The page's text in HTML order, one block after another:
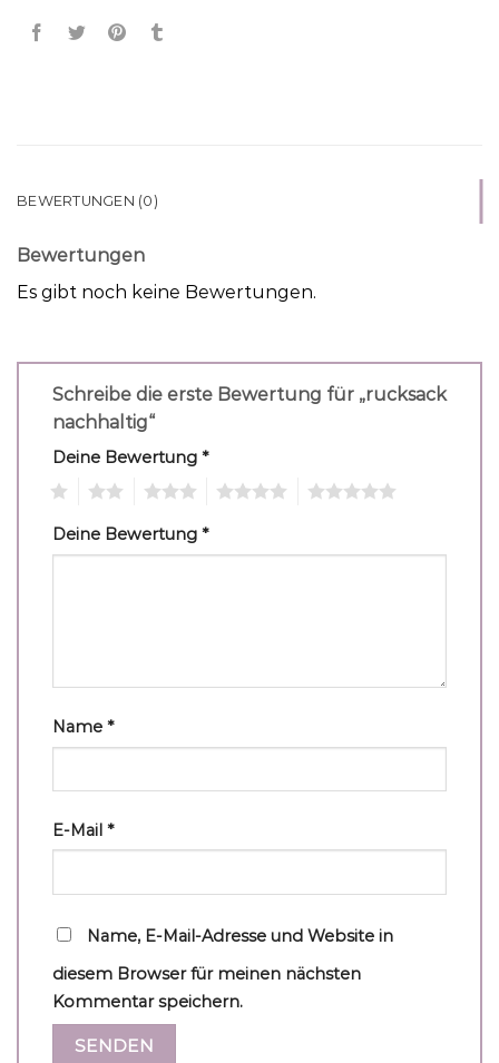
BEWERTUNGEN (0)
Bewertungen
Es gibt noch keine Bewertungen.
Schreibe die erste Bewertung für „rucksack
nachhaltig“
Deine Bewertung *
Deine Bewertung *
Name *
E-Mail *
Name, E-Mail-Adresse und Website in
diesem Browser für meinen nächsten
Kommentar speichern.